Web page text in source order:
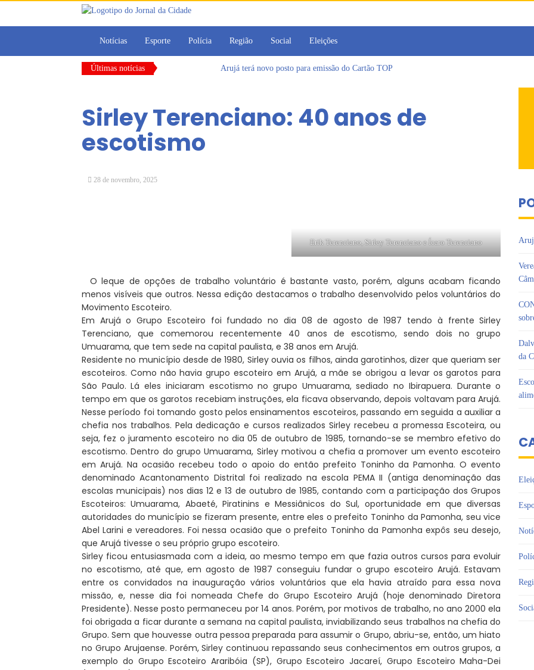
Notícias Esporte Polícia Região Social Eleições
Últimas notícias
Arujá terá novo posto para emissão do Cartão TOP
Dalvana Penha toma posse como vereadora durante sessão da Câmara de Arujá
Escola do Legislativo de Arujá entrega 1 tonelada de alimentos ao Fundo Social do município
Sirley Terenciano: 40 anos de
escotismo
28 de novembro, 2025
Erik Terenciano, Sirley Terenciano e Ícaro Terenciano
O leque de opções de trabalho voluntário é bastante vasto, porém, alguns acabam ficando
menos visíveis que outros. Nessa edição destacamos o trabalho desenvolvido pelos voluntários do
Movimento Escoteiro.
Em Arujá o Grupo Escoteiro foi fundado no dia 08 de agosto de 1987 tendo à frente Sirley
Terenciano, que comemorou recentemente 40 anos de escotismo, sendo dois no grupo
Umuarama, que tem sede na capital paulista, e 38 anos em Arujá.
Residente no município desde de 1980, Sirley ouvia os filhos, ainda garotinhos, dizer que queriam ser
escoteiros. Como não havia grupo escoteiro em Arujá, a mãe se obrigou a levar os garotos para
São Paulo. Lá eles iniciaram escotismo no grupo Umuarama, sediado no Ibirapuera. Durante o
tempo em que os garotos recebiam instruções, ela ficava observando, depois voltavam para Arujá.
Nesse período foi tomando gosto pelos ensinamentos escoteiros, passando em seguida a auxiliar a
chefia nos trabalhos. Pela dedicação e cursos realizados Sirley recebeu a promessa Escoteira, ou
seja, fez o juramento escoteiro no dia 05 de outubro de 1985, tornando-se se membro efetivo do
escotismo. Dentro do grupo Umuarama, Sirley motivou a chefia a promover um evento escoteiro
em Arujá. Na ocasião recebeu todo o apoio do então prefeito Toninho da Pamonha. O evento
denominado Acantonamento Distrital foi realizado na escola PEMA II (antiga denominação das
escolas municipais) nos dias 12 e 13 de outubro de 1985, contando com a participação dos Grupos
Escoteiros: Umuarama, Abaeté, Piratinins e Messiânicos do Sul, oportunidade em que diversas
autoridades do município se fizeram presente, entre eles o prefeito Toninho da Pamonha, seu vice
Abel Larini e vereadores. Foi nessa ocasião que o prefeito Toninho da Pamonha expôs seu desejo,
que Arujá tivesse o seu próprio grupo escoteiro.
Sirley ficou entusiasmada com a ideia, ao mesmo tempo em que fazia outros cursos para evoluir
no escotismo, até que, em agosto de 1987 conseguiu fundar o grupo escoteiro Arujá. Estavam
entre os convidados na inauguração vários voluntários que ela havia atraído para essa nova
missão, e, nesse dia foi nomeada Chefe do Grupo Escoteiro Arujá (hoje denominado Diretora
Presidente). Nesse posto permaneceu por 14 anos. Porém, por motivos de trabalho, no ano 2000 ela
foi obrigada a ficar durante a semana na capital paulista, inviabilizando seus trabalhos na chefia do
Grupo. Sem que houvesse outra pessoa preparada para assumir o Grupo, abriu-se, então, um hiato
no Grupo Arujaense. Porém, Sirley continuou repassando seus conhecimentos em outros grupos, a
exemplo do Grupo Escoteiro Araribóia (SP), Grupo Escoteiro Jacareí, Grupo Escoteiro Maha-Dei
da